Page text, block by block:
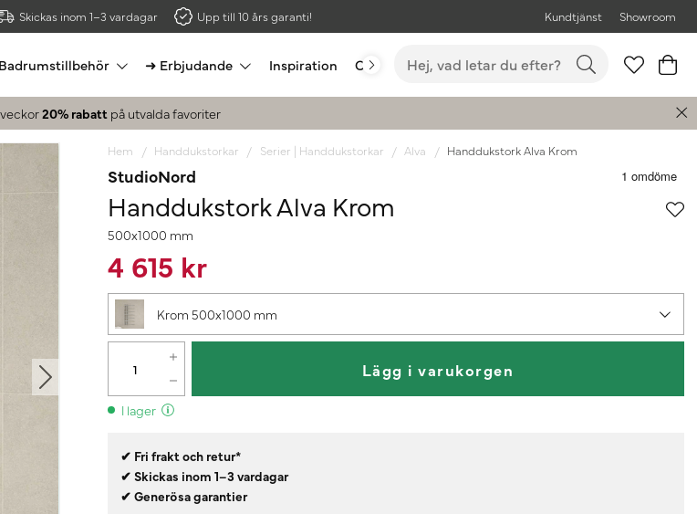
Skickas inom 1–3 vardagar Upp till 10 års garanti! Kundtjänst Showroom
Badrumstillbehör ➜ Erbjudande Inspiration Outlet Bästsäljare
20% rabatt på utvalda favoriter
Hem Handdukstorkar Serier | Handdukstorkar Alva Handdukstork Alva Krom
StudioNord
Handdukstork Alva Krom
500x1000 mm
4 615 kr
Krom 500x1000 mm
Lägg i varukorgen
I lager
✔ Fri frakt och retur*
✔ Skickas inom 1–3 vardagar
✔ Generösa garantier